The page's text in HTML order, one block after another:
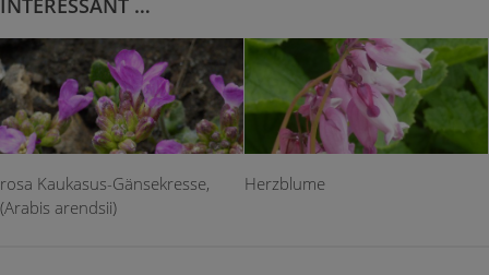
INTERESSANT …
rosa Kaukasus-Gänsekresse,
(Arabis arendsii)
Herzblume